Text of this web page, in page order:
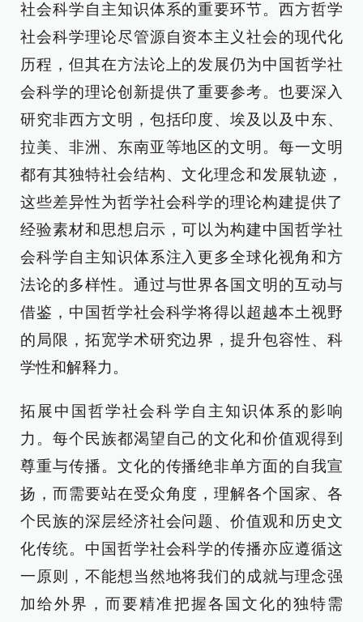
社会科学自主知识体系的重要环节。西方哲学
社会科学理论尽管源自资本主义社会的现代化
历程，但其在方法论上的发展仍为中国哲学社
会科学的理论创新提供了重要参考。也要深入
研究非西方文明，包括印度、埃及以及中东、
拉美、非洲、东南亚等地区的文明。每一文明
都有其独特社会结构、文化理念和发展轨迹，
这些差异性为哲学社会科学的理论构建提供了
经验素材和思想启示，可以为构建中国哲学社
会科学自主知识体系注入更多全球化视角和方
法论的多样性。通过与世界各国文明的互动与
借鉴，中国哲学社会科学将得以超越本土视野
的局限，拓宽学术研究边界，提升包容性、科
学性和解释力。
拓展中国哲学社会科学自主知识体系的影响
力。每个民族都渴望自己的文化和价值观得到
尊重与传播。文化的传播绝非单方面的自我宣
扬，而需要站在受众角度，理解各个国家、各
个民族的深层经济社会问题、价值观和历史文
化传统。中国哲学社会科学的传播亦应遵循这
一原则，不能想当然地将我们的成就与理念强
加给外界，而要精准把握各国文化的独特需